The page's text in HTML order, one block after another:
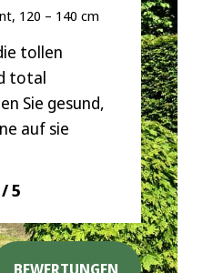
120 – 140 cm
tollen
total
Sie gesund,
auf sie
5